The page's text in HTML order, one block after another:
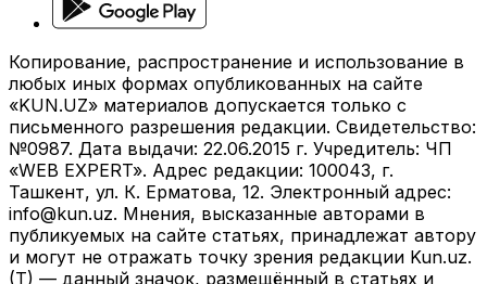
Копирование, распространение и использование в
любых иных формах опубликованных на сайте
«KUN.UZ» материалов допускается только с
письменного разрешения редакции. Свидетельство:
№0987. Дата выдачи: 22.06.2015 г. Учредитель: ЧП
«WEB EXPERT». Адрес редакции: 100043, г.
Ташкент, ул. К. Ерматова, 12. Электронный адрес:
info@kun.uz. Мнения, высказанные авторами в
публикуемых на сайте статьях, принадлежат автору
и могут не отражать точку зрения редакции Kun.uz.
(T) — данный значок, размещённый в статьях и